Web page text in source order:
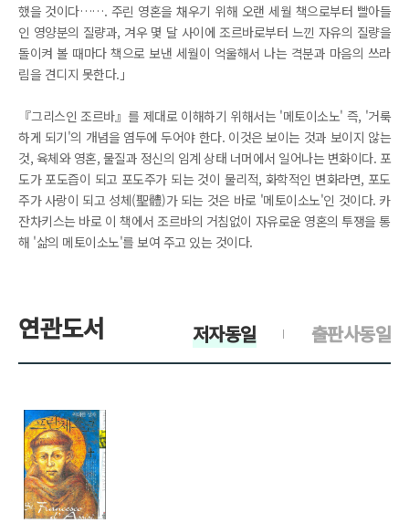
했을 것이다……. 주린 영혼을 채우기 위해 오랜 세월 책으로부터 빨아들
인 영양분의 질량과, 겨우 몇 달 사이에 조르바로부터 느낀 자유의 질량을
돌이켜 볼 때마다 책으로 보낸 세월이 억울해서 나는 격분과 마음의 쓰라
림을 견디지 못한다.」
『그리스인 조르바』를 제대로 이해하기 위해서는 '메토이소노' 즉, '거룩
하게 되기'의 개념을 염두에 두어야 한다. 이것은 보이는 것과 보이지 않는
것, 육체와 영혼, 물질과 정신의 임계 상태 너머에서 일어나는 변화이다. 포
도가 포도즙이 되고 포도주가 되는 것이 물리적, 화학적인 변화라면, 포도
주가 사랑이 되고 성체(聖體)가 되는 것은 바로 '메토이소노'인 것이다. 카
잔차키스는 바로 이 책에서 조르바의 거침없이 자유로운 영혼의 투쟁을 통
해 '삶의 메토이소노'를 보여 주고 있는 것이다.
연관도서 출판사동일
저자동일